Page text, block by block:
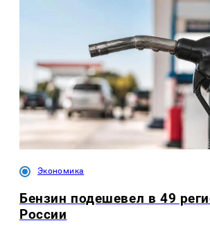
Экономика
Бензин подешевел в 49
России